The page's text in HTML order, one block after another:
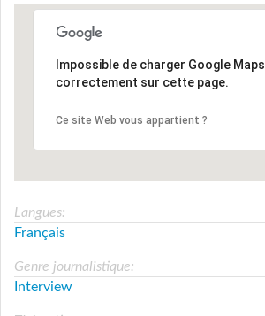
Impossible de charger Google Maps
correctement sur cette page.
Ce site Web vous appartient ?
Langues:
Français
Genre journalistique:
Interview